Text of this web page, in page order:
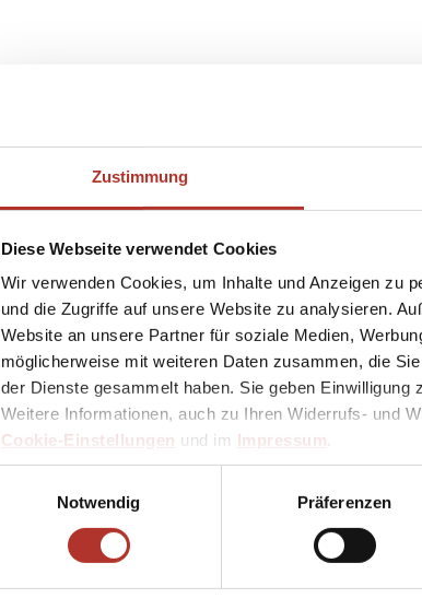
Zustimmung
Diese Webseite verwendet Cookies
Wir verwenden Cookies, um Inhalte und Anzeigen zu
und die Zugriffe auf unsere Website zu analysieren.
Website an unsere Partner für soziale Medien,
möglicherweise mit weiteren Daten zusammen, die
der Dienste gesammelt haben. Sie geben
Weitere Informationen, auch zu Ihren Widerrufs- und
Cookie-Einstellungen und im Impressum
Notwendig
Präferenzen